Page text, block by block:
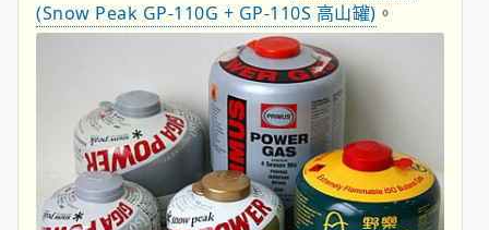
(Snow Peak GP-110G + GP-110S 高山罐) 。